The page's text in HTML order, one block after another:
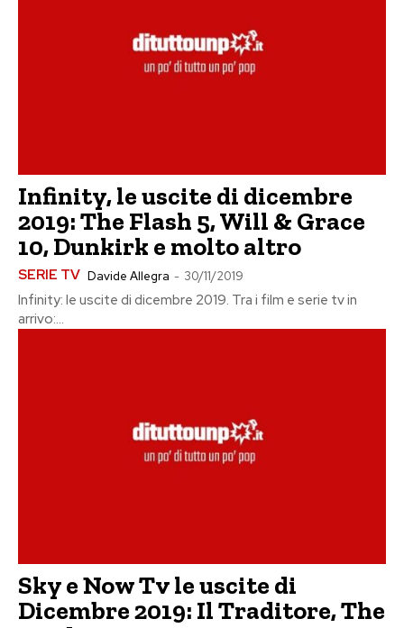
Infinity, le uscite di dicembre
2019: The Flash 5, Will & Grace
10, Dunkirk e molto altro
SERIE TV Davide Allegra - 30/11/2019
Infinity: le uscite di dicembre 2019. Tra i film e serie tv in
arrivo:...
Sky e Now Tv le uscite di
Dicembre 2019: Il Traditore, The